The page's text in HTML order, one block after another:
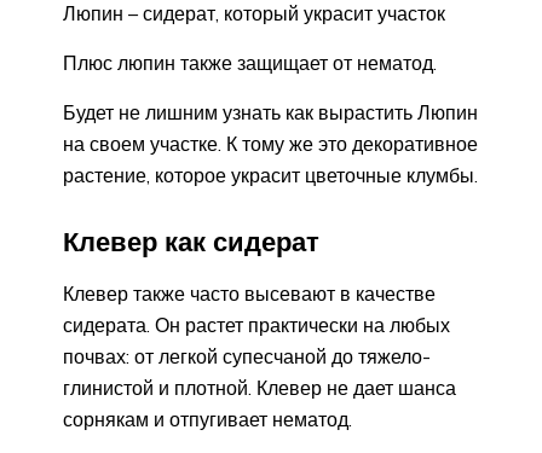
Люпин – сидерат, который украсит участок
Плюс люпин также защищает от нематод.
Будет не лишним узнать как вырастить Люпин
на своем участке. К тому же это декоративное
растение, которое украсит цветочные клумбы.
Клевер как сидерат
Клевер также часто высевают в качестве
сидерата. Он растет практически на любых
почвах: от легкой супесчаной до тяжело-
глинистой и плотной. Клевер не дает шанса
сорнякам и отпугивает нематод.